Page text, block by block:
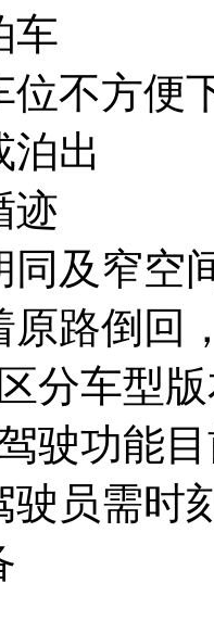
车
不方便
泊出
迹
及窄空
路倒回
分车型版
驶功能目
驾驶员需